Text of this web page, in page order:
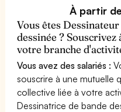
À partir
Vous êtes
dessinée ?
votre branche
Vous avez des salariés :
souscrire à une
collective liée à votre
Dessinatrice de bande